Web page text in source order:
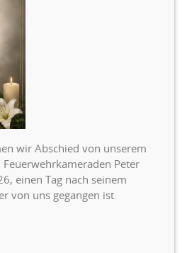
wir Abschied von unserem
Peter
einen Tag nach seinem
von uns gegangen ist.